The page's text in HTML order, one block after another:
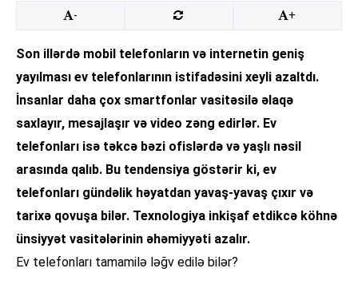
- +
Son illərdə mobil telefonların və internetin geniş
yayılması ev telefonlarının istifadəsini xeyli azaltdı.
İnsanlar daha çox smartfonlar vasitəsilə əlaqə
saxlayır, mesajlaşır və video zəng edirlər. Ev
telefonları isə təkcə bəzi ofislərdə və yaşlı nəsil
arasında qalıb. Bu tendensiya göstərir ki, ev
telefonları gündəlik həyatdan yavaş-yavaş çıxır və
tarixə qovuşa bilər. Texnologiya inkişaf etdikcə köhnə
ünsiyyət vasitələrinin əhəmiyyəti azalır.
Ev telefonları tamamilə ləğv edilə bilər?